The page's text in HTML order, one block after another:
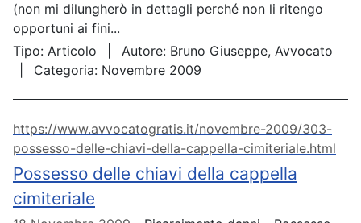
(non mi dilungherò in dettagli perché non li ritengo
opportuni ai fini...
Tipo: Articolo Autore: Bruno Giuseppe, Avvocato
Categoria: Novembre 2009
Possesso delle chiavi della cappella
cimiteriale
https://www.avvocatogratis.it/novembre-2009/303-
possesso-delle-chiavi-della-cappella-cimiteriale.html